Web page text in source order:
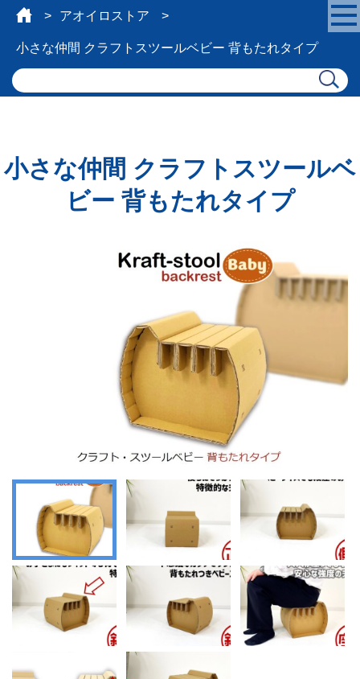
アオイロストア
小さな仲間 クラフトスツールベビー 背もたれタイプ
小さな仲間 クラフトスツールベ
ビー 背もたれタイプ